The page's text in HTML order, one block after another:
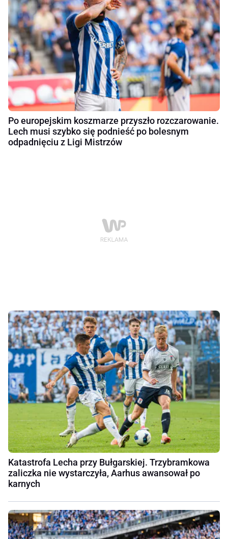
Po europejskim koszmarze przyszło rozczarowanie.
Lech musi szybko się podnieść po bolesnym
odpadnięciu z Ligi Mistrzów
Katastrofa Lecha przy Bułgarskiej. Trzybramkowa
zaliczka nie wystarczyła, Aarhus awansował po
karnych